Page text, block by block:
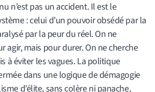
n’est pas un accident. Il est le
: celui d’un pouvoir obsédé par la
par la peur du réel. On ne
agir, mais pour durer. On ne cherche
à éviter les vagues. La politique
dans une logique de démagogie
d’élite, sans colère ni panache,